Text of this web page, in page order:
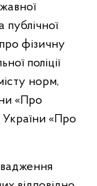
публічної
фізичну
поліції
норм,
«Про
України «Про